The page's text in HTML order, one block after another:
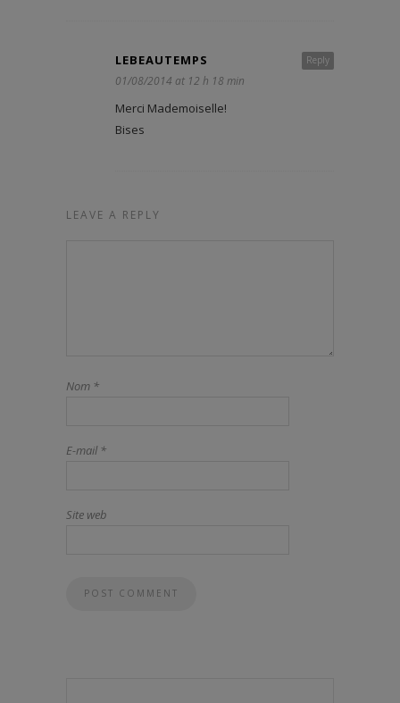
Reply
LEBEAUTEMPS
01/08/2014 at 12 h 18 min
Merci Mademoiselle!
Bises
LEAVE A REPLY
Nom *
E-mail*
Site web